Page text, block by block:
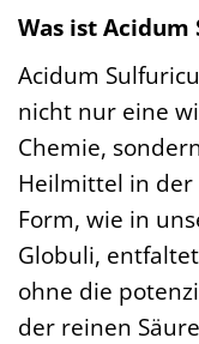
Was ist
Acidum
nicht nur eine
Chemie,
Heilmittel in der
Form, wie in
Globuli,
ohne die
der reinen